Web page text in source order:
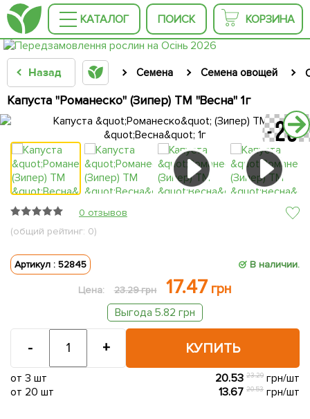
КАТАЛОГ ПОИСК КОРЗИНА
Назад Семена Семена овощей
Капуста "Романеско" (Зипер) ТМ "Весна" 1г
0 отзывов
(общий рейтинг: 0)
Артикул : 52845 В наличии.
Цена: 23.29 грн 17.47 грн
Выгода 5.82 грн
КУПИТЬ
- +
от 3 шт 20.5323.29 грн/шт
от 20 шт
13.6720.53 грн/шт